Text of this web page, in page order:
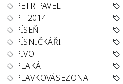
PETR PAVEL
PF 2014
PÍSEŇ
PÍSNIČKÁŘI
PIVO
PLAKÁT
PLAVKOVÁSEZONA